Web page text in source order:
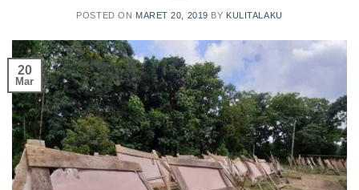
POSTED ON MARET 20, 2019 BY KULITALAKU
20
Mar